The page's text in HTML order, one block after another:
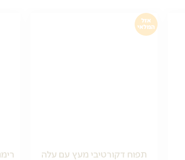
תפוח דקורטיבי מעץ עם עלה